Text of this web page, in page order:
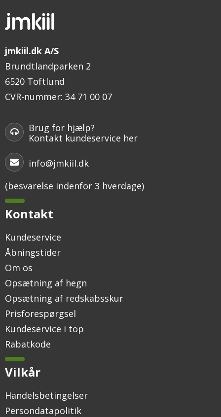
jmkiil.dk A/S
Brundtlandparken 2
6520 Toftlund
CVR-nummer: 34 71 00 07
Brug for hjælp?
Kontakt kundeservice her
info@jmkiil.dk
(besvarelse indenfor 3 hverdage)
Kontakt
Kundeservice
Åbningstider
Om os
Opsætning af hegn
Opsætning af redskabsskur
Prisforespørgsel
Kundeservice i top
Rabatkode
Vilkår
Handelsbetingelser
Persondatapolitik